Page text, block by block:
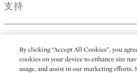
支持
By clicking “Accept All Cookies”, you
cookies on your device to enhance site
usage, and assist in our marketing efforts.